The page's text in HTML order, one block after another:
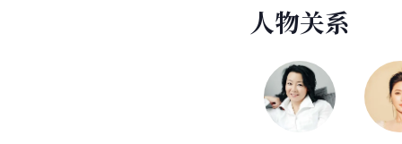
人物关系